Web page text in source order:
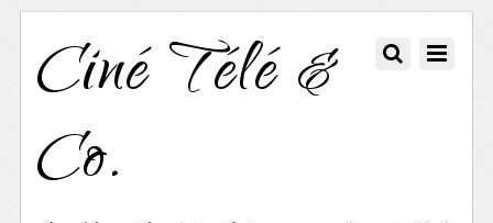
Ciné Télé &
Co.